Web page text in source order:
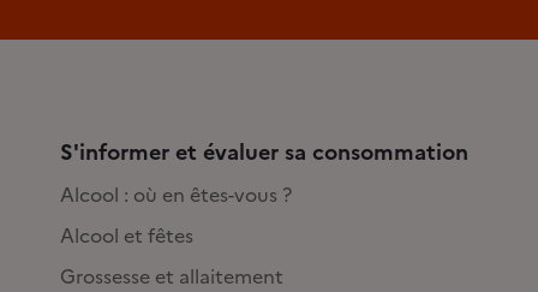
S'informer et évaluer sa consommation
Alcool : où en êtes-vous ?
Alcool et fêtes
Grossesse et allaitement